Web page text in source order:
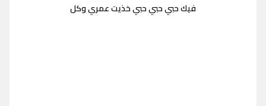
فيك حبي حبي حبي خذيت عمري وكل